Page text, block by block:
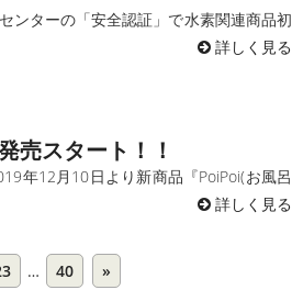
ンターの「安全認証」で水素関連商品初
詳しく見る
売スタート！！
年12月10日より新商品『PoiPoi(お風呂
詳しく見る
… 40 »